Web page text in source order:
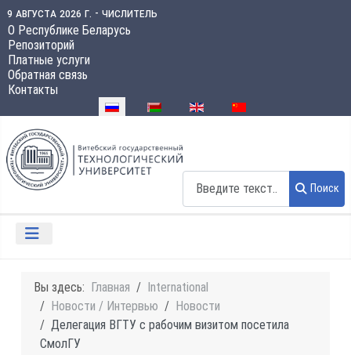
9 августа 2026 г. - числитель
О Республике Беларусь
Репозиторий
Платные услуги
Обратная связь
Контакты
Выберите язык
Поиск
Вы здесь: Главная
International
Новости / Интервью
Новости
Делегация ВГТУ с рабочим визитом посетила
СмолГУ